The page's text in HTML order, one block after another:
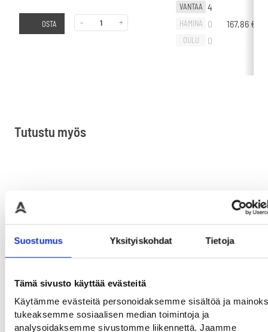
Suostumus Yksityiskohdat Tietoja
Tämä sivusto käyttää evästeitä
Käytämme evästeitä personoidaksemme sisältöä ja
tukeaksemme sosiaalisen median toimintoja ja
analysoidaksemme sivustomme liikennettä. Jaamme
OSTA - +
VANTAA 4
HAMINA 0
OULU 0
167,86 €
Tutustu myös
Turvapehmuste tyyppi D
Joustava
polyuretaanipehmuste
SlowStop hyllysuoja
tyyppi 1